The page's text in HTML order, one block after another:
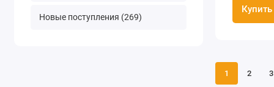
Новые поступления (269)
Купить
1 2 3